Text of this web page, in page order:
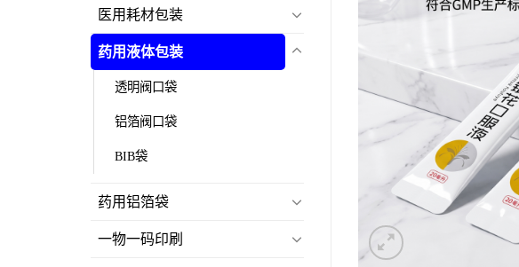
医用耗材包装
药用液体包装
透明阀口袋
铝箔阀口袋
BIB袋
药用铝箔袋
一物一码印刷